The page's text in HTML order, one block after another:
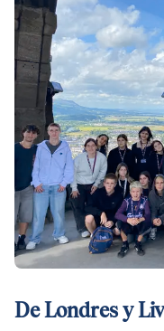
De Londres y